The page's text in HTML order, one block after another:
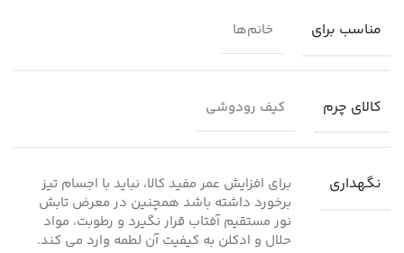
مناسب برای خانم‌ها
کالای چرم کیف رودوشی
نگهداری
برای افزایش عمر مفید کالا، نباید با اجسام تیز
برخورد داشته باشد همچنین در معرض تابش
نور مستقیم آفتاب قرار نگیرد و رطوبت، مواد
حلال و ادکلن به کیفیت آن لطمه وارد می کند.